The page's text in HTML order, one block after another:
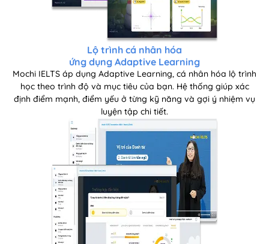
Lộ trình cá nhân hóa
ứng dụng Adaptive Learning
Mochi IELTS áp dụng Adaptive Learning, cá nhân hóa lộ trình
học theo trình độ và mục tiêu của bạn. Hệ thống giúp xác
định điểm mạnh, điểm yếu ở từng kỹ năng và gợi ý nhiệm vụ
luyện tập chi tiết.